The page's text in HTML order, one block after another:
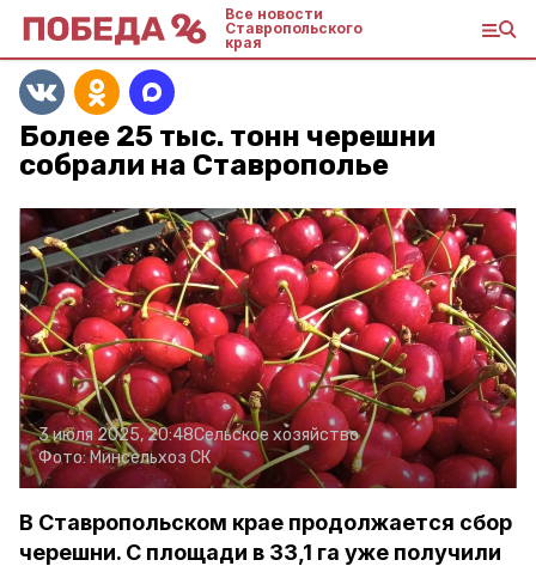
Все новости
Ставропольского
края
Более 25 тыс. тонн черешни
собрали на Ставрополье
3 июля 2025, 20:48Сельское хозяйство
Фото:Минсельхоз СК
В Ставропольском крае продолжается сбор
черешни. С площади в 33,1 га уже получили